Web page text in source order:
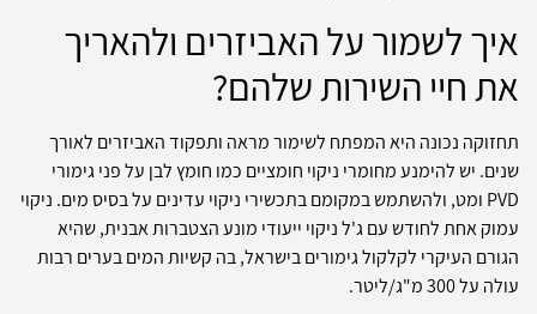
איך לשמור על האביזרים ולהאריך
את חיי השירות שלהם?
תחזוקה נכונה היא המפתח לשימור מראה ותפקוד האביזרים לאורך
שנים. יש להימנע מחומרי ניקוי חומציים כמו חומץ לבן על פני גימורי
PVD ומט, ולהשתמש במקומם בתכשירי ניקוי עדינים על בסיס מים. ניקוי
עמוק אחת לחודש עם ג'ל ניקוי ייעודי מונע הצטברות אבנית, שהיא
הגורם העיקרי לקלקול גימורים בישראל, בה קשיות המים בערים רבות
עולה על 300 מ"ג/ליטר.